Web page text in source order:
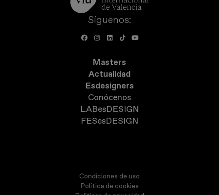
Síguenos:
Masters
Actualidad
Esdesigners
Conócenos
LABesDESIGN
FESesDESIGN
Condiciones de uso
Política de cookies